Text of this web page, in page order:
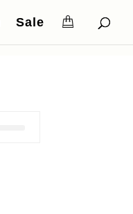
Sale